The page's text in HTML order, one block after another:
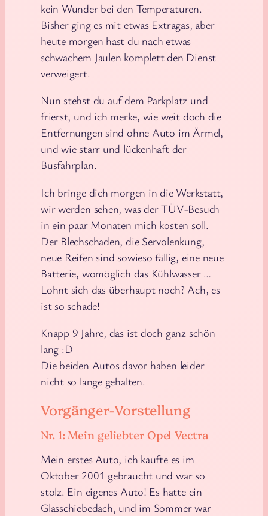
kein Wunder bei den Temperaturen.
Bisher ging es mit etwas Extragas, aber
heute morgen hast du nach etwas
schwachem Jaulen komplett den Dienst
verweigert.
Nun stehst du auf dem Parkplatz und
frierst, und ich merke, wie weit doch die
Entfernungen sind ohne Auto im Ärmel,
und wie starr und lückenhaft der
Busfahrplan.
Ich bringe dich morgen in die Werkstatt,
wir werden sehen, was der TÜV-Besuch
in ein paar Monaten mich kosten soll.
Der Blechschaden, die Servolenkung,
neue Reifen sind sowieso fällig, eine neue
Batterie, womöglich das Kühlwasser …
Lohnt sich das überhaupt noch? Ach, es
ist so schade!
Knapp 9 Jahre, das ist doch ganz schön
lang :D
Die beiden Autos davor haben leider
nicht so lange gehalten.
Vorgänger-Vorstellung
Nr. 1: Mein geliebter Opel Vectra
Mein erstes Auto, ich kaufte es im
Oktober 2001 gebraucht und war so
stolz. Ein eigenes Auto! Es hatte ein
Glasschiebedach, und im Sommer war